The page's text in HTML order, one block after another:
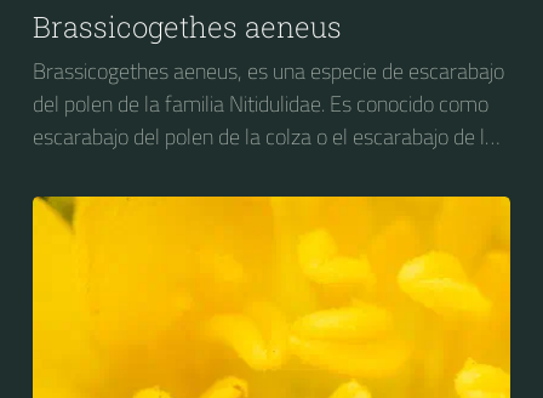
Brassicogethes aeneus
Brassicogethes aeneus, es una especie de escarabajo
del polen de la familia Nitidulidae. Es conocido como
escarabajo del polen de la colza o el escarabajo de la
Meligethes aeneus.